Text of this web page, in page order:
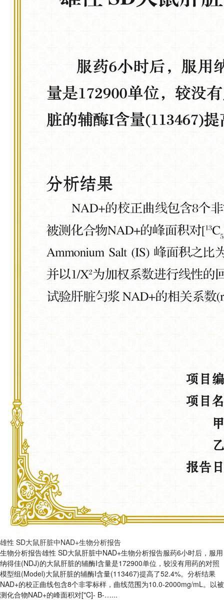
雄性 SD大鼠肝脏中NAD+生物分析报告
生物分析报告雄性 SD大鼠肝脏中NAD+生物分析报告服药6小时后，服用
纳得佳(NDJ)的大鼠肝脏的辅酶I含量是172900单位，较没有用药的对照
模型组(Model)大鼠肝脏的辅酶I含量(113467)提高了52.4%。分析结果
NAD+的校正曲线包含8个非零标样，曲线范围为10.0-2000mg/mL。以被
测化合物NAD+的峰面积对["C]- B-…...